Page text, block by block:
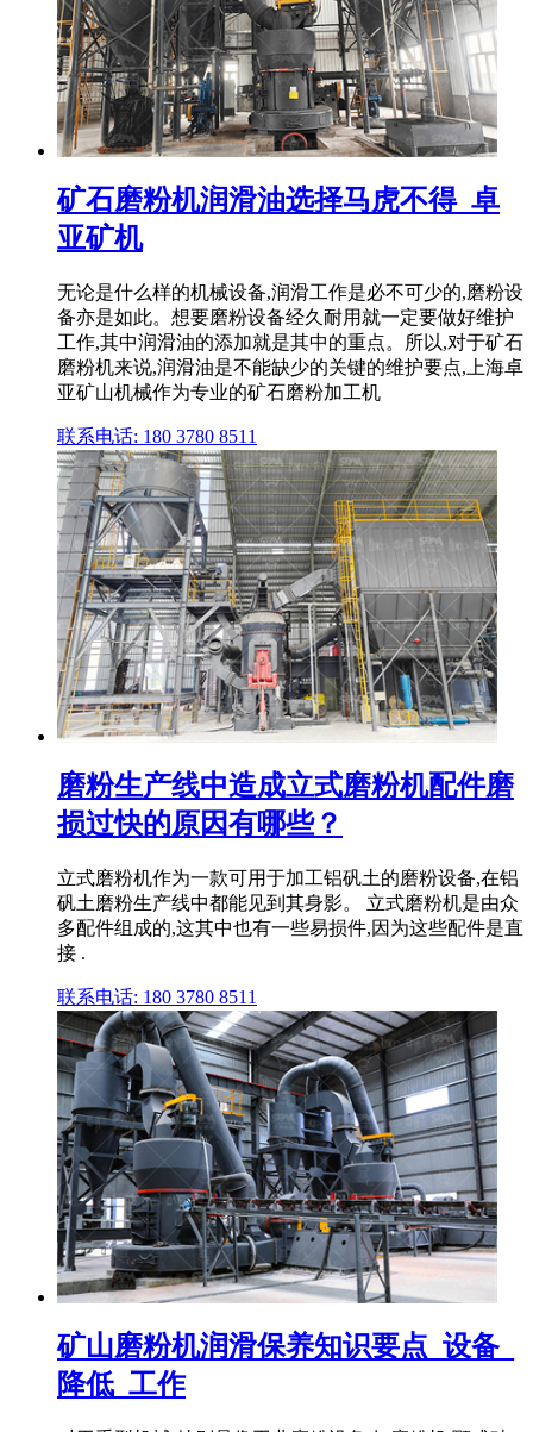
矿石磨粉机润滑油选择马虎不得_卓
亚矿机
无论是什么样的机械设备,润滑工作是必不可少的,磨粉设
备亦是如此。想要磨粉设备经久耐用就一定要做好维护
工作,其中润滑油的添加就是其中的重点。所以,对于矿石
磨粉机来说,润滑油是不能缺少的关键的维护要点,上海卓
亚矿山机械作为专业的矿石磨粉加工机
联系电话: 180 3780 8511
磨粉生产线中造成立式磨粉机配件磨
损过快的原因有哪些？
立式磨粉机作为一款可用于加工铝矾土的磨粉设备,在铝
矾土磨粉生产线中都能见到其身影。 立式磨粉机是由众
多配件组成的,这其中也有一些易损件,因为这些配件是直
接 .
联系电话: 180 3780 8511
矿山磨粉机润滑保养知识要点_设备_
降低_工作